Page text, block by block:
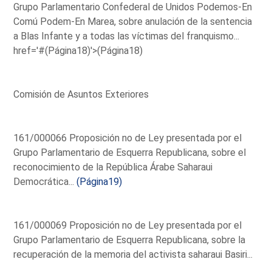
Grupo Parlamentario Confederal de Unidos Podemos-En
Comú Podem-En Marea, sobre anulación de la sentencia
a Blas Infante y a todas las víctimas del franquismo...
href='#(Página18)'>(Página18)
Comisión de Asuntos Exteriores
161/000066 Proposición no de Ley presentada por el
Grupo Parlamentario de Esquerra Republicana, sobre el
reconocimiento de la República Árabe Saharaui
Democrática...(Página19)
161/000069 Proposición no de Ley presentada por el
Grupo Parlamentario de Esquerra Republicana, sobre la
recuperación de la memoria del activista saharaui Basiri...